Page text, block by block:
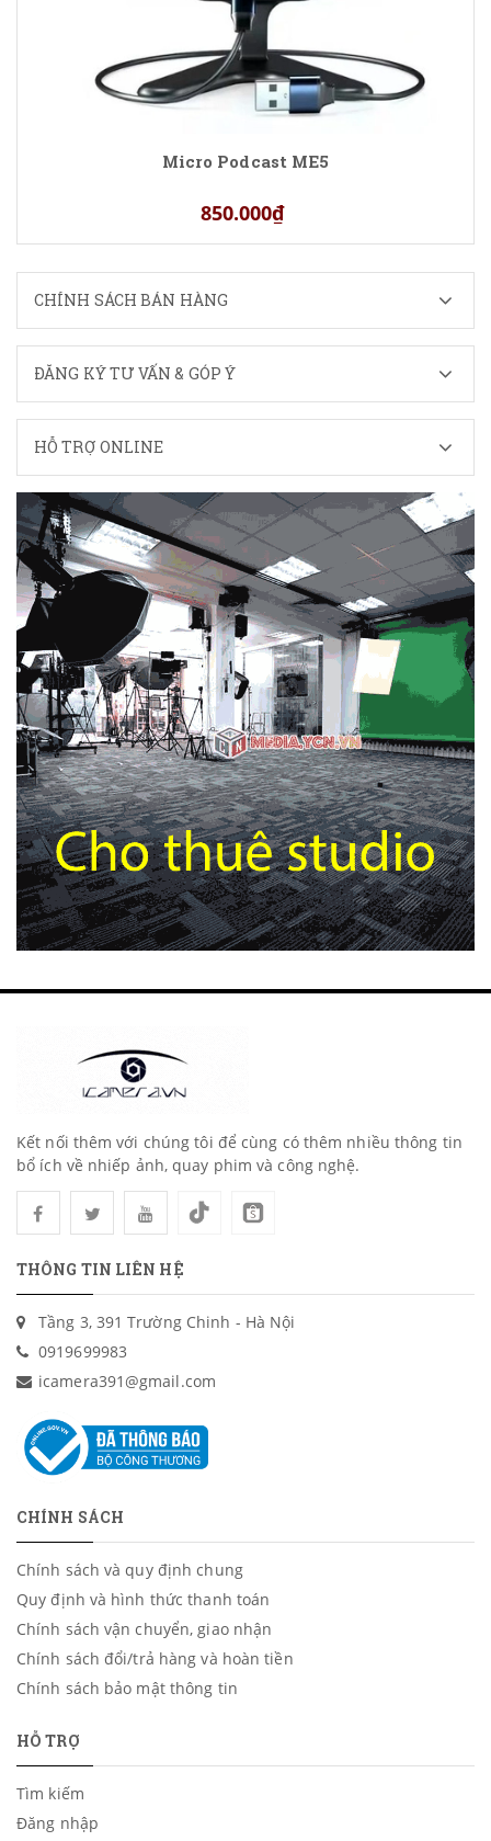
Micro Podcast ME5
850.000₫
CHÍNH SÁCH BÁN HÀNG
ĐĂNG KÝ TƯ VẤN & GÓP Ý
HỖ TRỢ ONLINE
Kết nối thêm với chúng tôi để cùng có thêm nhiều thông tin
bổ ích về nhiếp ảnh, quay phim và công nghệ.
THÔNG TIN LIÊN HỆ
Tầng 3, 391 Trường Chinh - Hà Nội
0919699983
icamera391@gmail.com
CHÍNH SÁCH
Chính sách và quy định chung
Quy định và hình thức thanh toán
Chính sách vận chuyển, giao nhận
Chính sách đổi/trả hàng và hoàn tiền
Chính sách bảo mật thông tin
HỖ TRỢ
Tìm kiếm
Đăng nhập